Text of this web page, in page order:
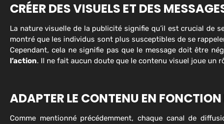
CRÉER DES VISUELS ET DES
La nature visuelle de la publicité signifie qu’il est crucial de
montré que les individus sont plus susceptibles de se
Cependant, cela ne signifie pas que le message doit être
l’action. Il ne fait aucun doute que le contenu visuel joue un
ADAPTER LE CONTENU EN
Comme mentionné précédemment, chaque canal de